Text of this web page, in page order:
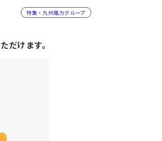
特集・九州電力グループ
だけます。